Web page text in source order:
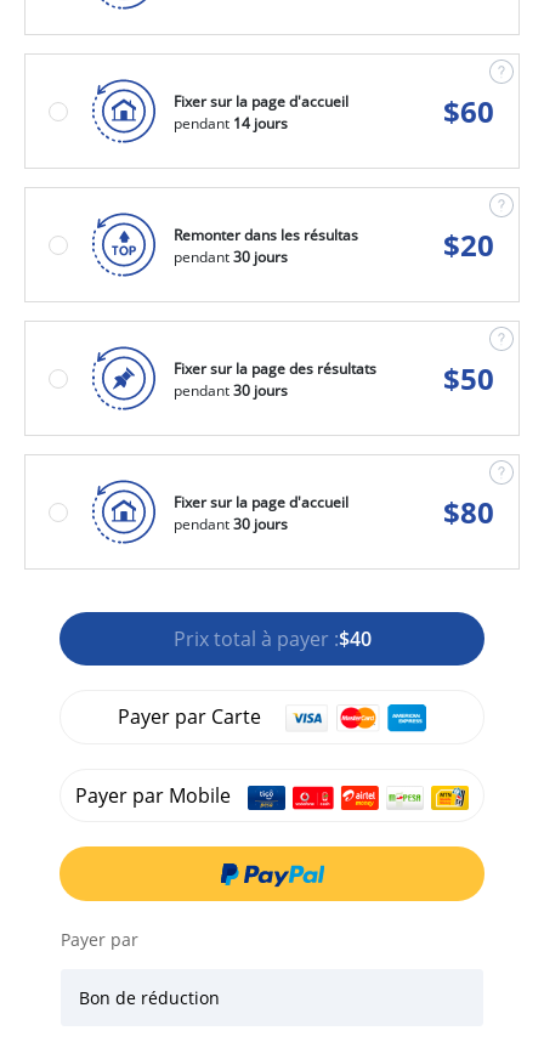
Fixer sur la page d'accueil
pendant 14 jours $60
Remonter dans les résultas
pendant30 jours $20
Fixer sur la page des résultats
pendant30 jours $50
Fixer sur la page d'accueil
pendant30 jours $80
Prix total à payer :$40
Payer par Carte
Payer par Mobile
Payer par
Bon de réduction